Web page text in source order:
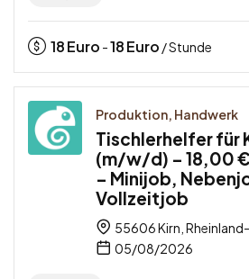
18Euro -18Euro / Stunde
Produktion, Handwerk
Tischlerhelfer für
(m/w/d) – 18,00
– Minijob,
Vollzeitjob
55606 Kirn,
05/08/2026